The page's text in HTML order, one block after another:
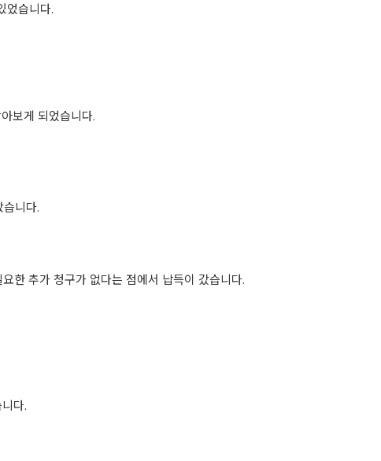
었습니다.
보게 되었습니다.
니다.
한 추가 청구가 없다는 점에서 납득이 갔습니다.
다.